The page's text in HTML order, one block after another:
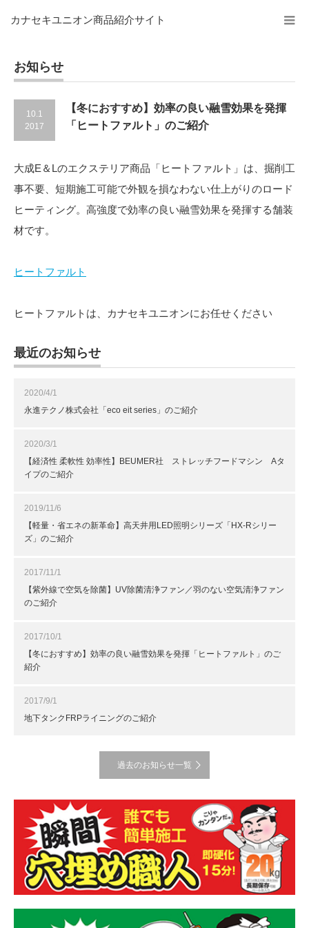
カナセキユニオン商品紹介サイト
お知らせ
10.1
2017
【冬におすすめ】効率の良い融雪効果を発揮
「ヒートファルト」のご紹介
大成E＆Lのエクステリア商品「ヒートファルト」は、掘削工
事不要、短期施工可能で外観を損なわない仕上がりのロード
ヒーティング。高強度で効率の良い融雪効果を発揮する舗装
材です。
ヒートファルト
ヒートファルトは、カナセキユニオンにお任せください
最近のお知らせ
2020/4/1
永進テクノ株式会社「eco eit series」のご紹介
2020/3/1
【経済性 柔軟性 効率性】BEUMER社 ストレッチフードマシン Aタ
イプのご紹介
2019/11/6
【軽量・省エネの新革命】高天井用LED照明シリーズ「HX-Rシリー
ズ」のご紹介
2017/11/1
【紫外線で空気を除菌】UV除菌清浄ファン／羽のない空気清浄ファン
のご紹介
2017/10/1
【冬におすすめ】効率の良い融雪効果を発揮「ヒートファルト」のご
紹介
2017/9/1
地下タンクFRPライニングのご紹介
過去のお知らせ一覧